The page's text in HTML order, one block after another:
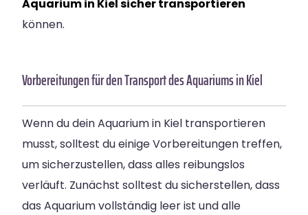
Aquarium in Kiel sicher transportieren
können.
Vorbereitungen für den Transport des Aquariums in Kiel
Wenn du dein Aquarium in Kiel transportieren
musst, solltest du einige Vorbereitungen treffen,
um sicherzustellen, dass alles reibungslos
verläuft. Zunächst solltest du sicherstellen, dass
das Aquarium vollständig leer ist und alle